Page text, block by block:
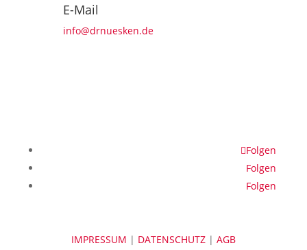
E-Mail
info@drnuesken.de
Folgen
Folgen
Folgen
IMPRESSUM | DATENSCHUTZ | AGB